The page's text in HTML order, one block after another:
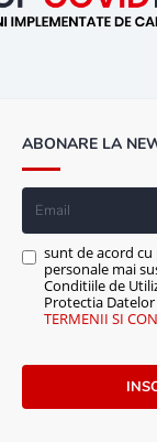
ABONARE LA
sunt de acord
personale mai
Conditiile de
Protectia
TERMENII SI